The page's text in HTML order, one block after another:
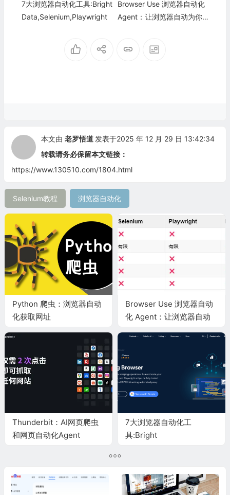
7大浏览器自动化工具:Bright
Data,Selenium,Playwright
Browser Use 浏览器自动化
Agent：让浏览器自动为你
本文由 老罗悟道 发表于2025 年 12 月 29 日 13:42:34
转载请务必保留本文链接：
https://www.130510.com/1804.html
Selenium教程 浏览器自动化
Python 爬虫：浏览器自动
化获取网址
Browser Use 浏览器自动
化 Agent：让浏览器自动
Thunderbit：AI网页爬虫
和网页自动化Agent
7大浏览器自动化工
具:Bright